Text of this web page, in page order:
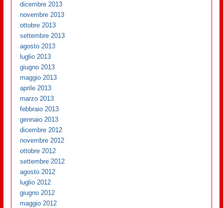
dicembre 2013
novembre 2013
ottobre 2013
settembre 2013
agosto 2013
luglio 2013
giugno 2013
maggio 2013
aprile 2013
marzo 2013
febbraio 2013
gennaio 2013
dicembre 2012
novembre 2012
ottobre 2012
settembre 2012
agosto 2012
luglio 2012
giugno 2012
maggio 2012